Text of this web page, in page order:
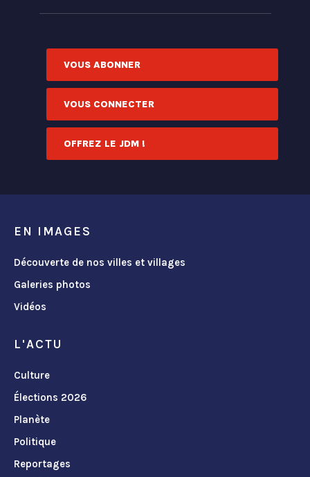
VOUS ABONNER
VOUS CONNECTER
OFFREZ LE JDM !
EN IMAGES
Découverte de nos villes et villages
Galeries photos
Vidéos
L'ACTU
Culture
Élections 2026
Planète
Politique
Reportages